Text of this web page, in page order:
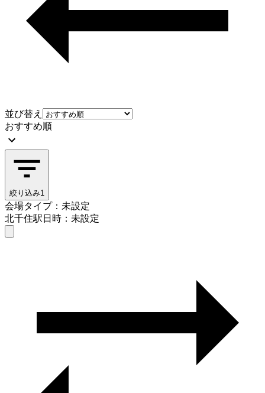
並び替え
おすすめ順
絞り込み1
会場タイプ：未設定
北千住駅日時：未設定